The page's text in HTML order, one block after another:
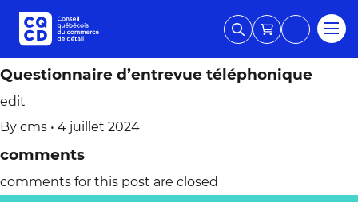
Questionnaire d’entrevue téléphonique
edit
By cms • 4 juillet 2024
comments
comments for this post are closed